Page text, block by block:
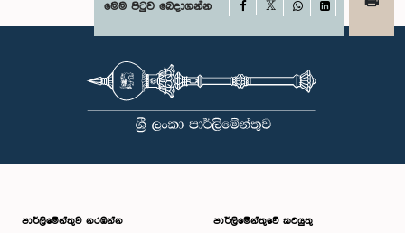
මෙම පිටුව බෙදාගන්න Facebook
WhatsAppLinkedIn
පාර්ලි‌මේන්තුව නරඹන්න පාර්ලිමේන්තුවේ කටයුතු